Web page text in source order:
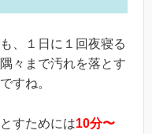
、１日に１回夜寝る
々まで汚れを落とす
すね。
すためには10分〜